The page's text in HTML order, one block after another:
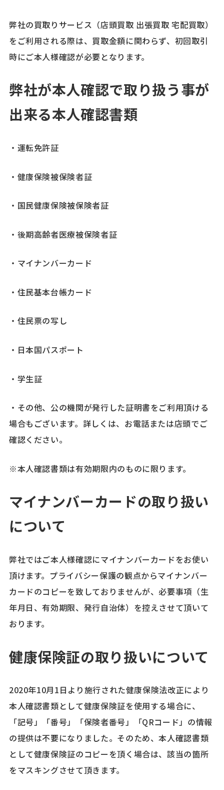
弊社の買取りサービス（店頭買取 出張買取 宅配買取）
をご利用される際は、買取金額に関わらず、初回取引
時にご本人様確認が必要となります。
弊社が本人確認で取り扱う事が
出来る本人確認書類
・運転免許証
・ 健康保険被保険者証
・国民健康保険被保険者証
・ 後期高齢者医療被保険者証
・マイナンバーカード
・住民基本台帳カード
・住民票の写し
・日本国パスポート
・学生証
・その他、公の機関が発行した証明書をご利用頂ける
場合もございます。詳しくは、お電話または店頭でご
確認ください。
※本人確認書類は有効期限内のものに限ります。
マイナンバーカードの取り扱い
について
弊社ではご本人様確認にマイナンバーカードをお使い
頂けます。プライバシー保護の観点からマイナンバー
カードのコピーを致しておりませんが、必要事項（生
年月日、有効期限、発行自治体）を控えさせて頂いて
おります。
健康保険証の取り扱いについて
2020年10月1日より施行された健康保険法改正により
本人確認書類として健康保険証を使用する場合に、
「記号」「番号」「保険者番号」「QRコード」の情報
の提供は不要になりました。そのため、本人確認書類
として健康保険証のコピーを頂く場合は、該当の箇所
をマスキングさせて頂きます。